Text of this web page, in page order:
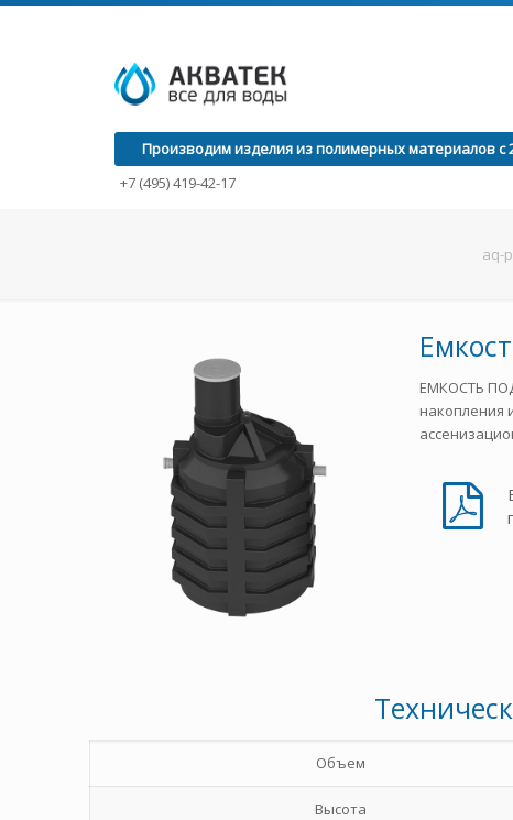
Производим изделия из полимерных материалов с
+7 (495) 419-42-17
aq-
ЕМКОСТЬ
накопления
Объем
Высота